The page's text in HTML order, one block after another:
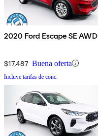
2020 Ford Escape SE AWD
$17,487 Buena oferta
Incluye tarifas de conc.